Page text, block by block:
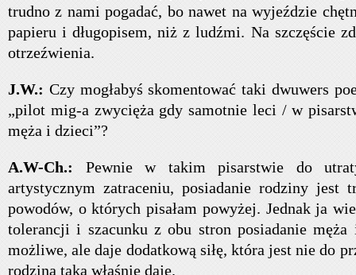
trudno z nami pogadać, bo nawet na wyjeździe
papieru i długopisem, niż z ludźmi. Na szczęście
otrzeźwienia.
J.W.: Czy mogłabyś skomentować taki dwuwers
„pilot mig-a zwycięża gdy samotnie leci / w
męża i dzieci”?
A.W-Ch.: Pewnie w takim pisarstwie do
artystycznym zatraceniu, posiadanie rodziny jest
powodów, o których pisałam powyżej. Jednak ja
tolerancji i szacunku z obu stron posiadanie
możliwe, ale daje dodatkową siłę, która jest nie do
rodzina taką właśnie daje.